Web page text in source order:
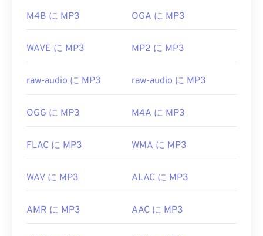
ル （ビットコインで身代金を要求したマルウェア）
ですが、幸いなことに現在は無効化されており、も
役立つリンク:
https://mpeg.chiariglione.org/standards/mpeg-
M4B に MP3 OGA に MP3
WAVE に MP3 MP2 に MP3
raw-audio に MP3 raw-audio に MP3
OGG に MP3 M4A に MP3
FLAC に MP3 WMA に MP3
WAV に MP3 ALAC に MP3
AMR に MP3 AAC に MP3